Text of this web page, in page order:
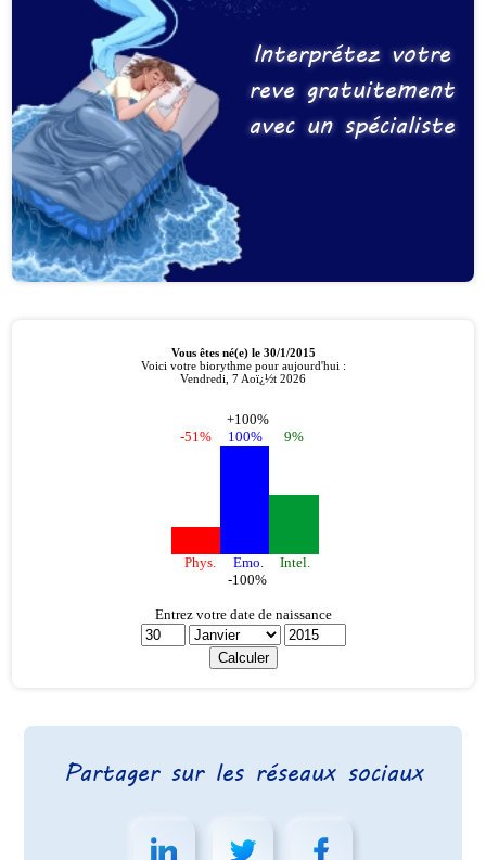
Interprétez votre
reve gratuitement
avec un spécialiste
Partager sur les réseaux sociaux